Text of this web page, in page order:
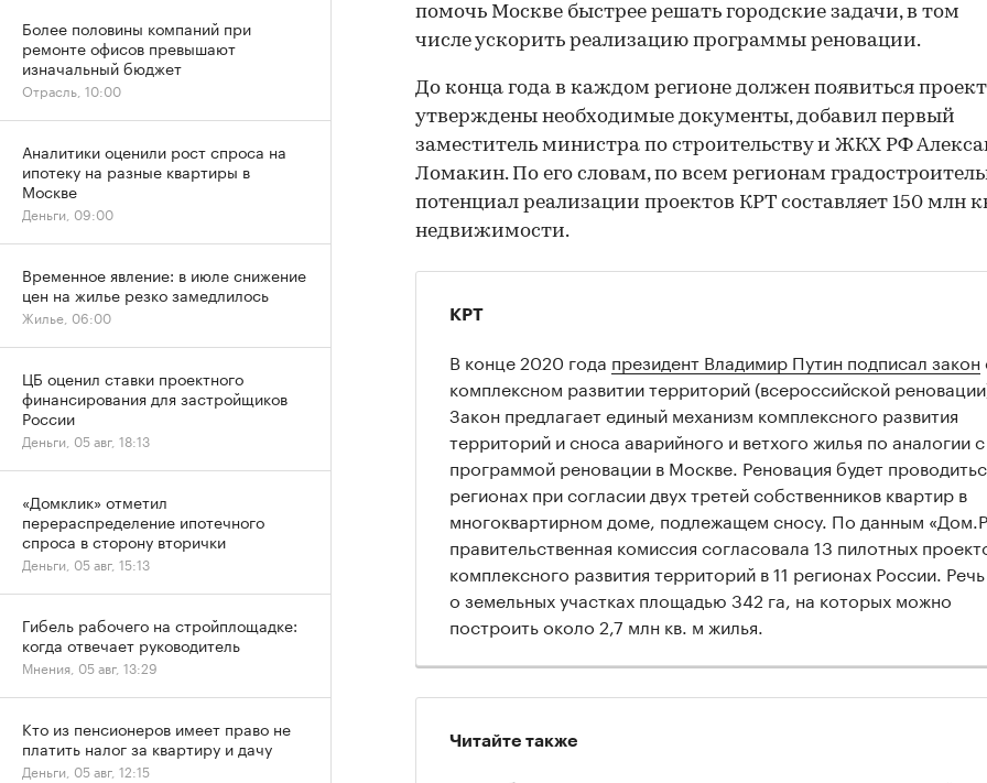
помочь Москве быстрее решать городские задачи, в том
числе ускорить реализацию программы реновации.
До конца года в каждом регионе должен появиться
утверждены необходимые документы, добавил первый
заместитель министра по строительству и ЖКХ РФ
Ломакин. По его словам, по всем регионам
потенциал реализации проектов КРТ составляет 150 млн
недвижимости.
КРТ
В конце 2020 года президент Владимир Путин подписал закон
комплексном развитии территорий (всероссийской
Закон предлагает единый механизм комплексного развития
территорий и сноса аварийного и ветхого жилья по аналогии с
программой реновации в Москве. Реновация будет
регионах при согласии двух третей собственников квартир в
многоквартирном доме, подлежащем сносу. По данным
правительственная комиссия согласовала 13 пилотных
комплексного развития территорий в 11 регионах России.
о земельных участках площадью 342 га, на которых можно
построить около 2,7 млн кв. м жилья.
Читайте также
Более половины компаний при
ремонте офисов превышают
изначальный бюджет
Отрасль, 10:00
Аналитики оценили рост спроса на
ипотеку на разные квартиры в
Москве
Деньги, 09:00
Временное явление: в июле снижение
цен на жилье резко замедлилось
Жилье, 06:00
ЦБ оценил ставки проектного
финансирования для застройщиков
России
Деньги, 05 авг, 18:13
«Домклик» отметил
перераспределение ипотечного
спроса в сторону вторички
Деньги, 05 авг, 15:13
Гибель рабочего на стройплощадке:
когда отвечает руководитель
Мнения, 05 авг, 13:29
Кто из пенсионеров имеет право не
платить налог за квартиру и дачу
Деньги, 05 авг, 12:15